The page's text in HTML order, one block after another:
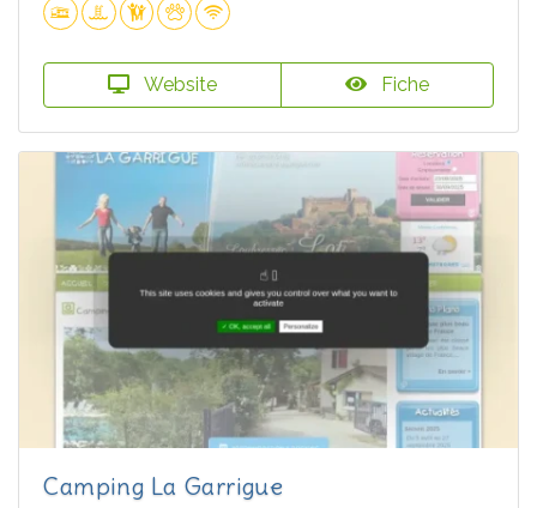
Website Fiche
Camping La Garrigue